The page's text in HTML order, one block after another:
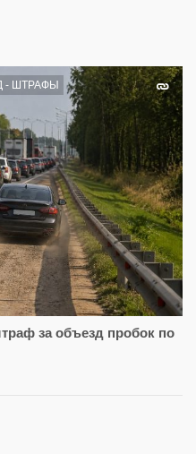
- ШТРАФЫ
за объезд пробок по